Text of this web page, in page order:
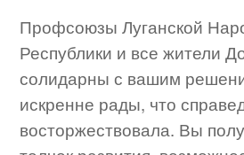
Профсоюзы Луганской
Республики и все жители
солидарны с вашим
искренне рады, что
восторжествовала. Вы